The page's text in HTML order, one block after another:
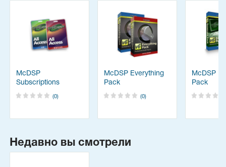
McDSP
Subscriptions
(0)
McDSP Everything
Pack
(0)
McDSP
Pack
Недавно вы смотрели